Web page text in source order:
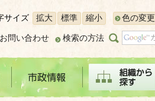
サイズ 拡大 標準 縮小 色の変更
問い合わせ 検索の方法